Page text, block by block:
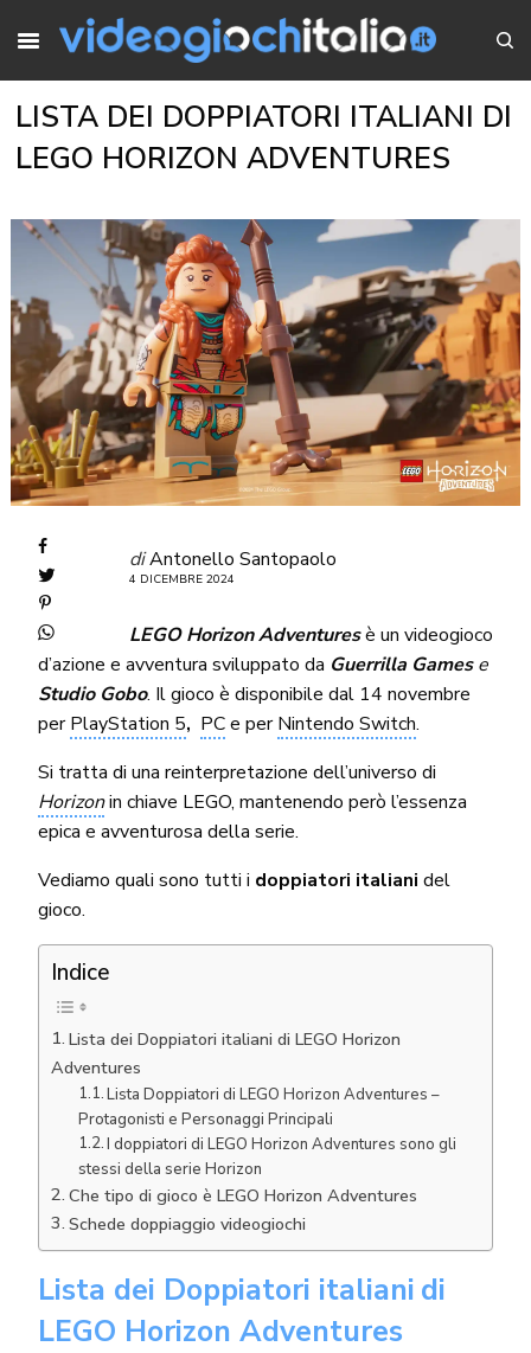
LISTA DEI DOPPIATORI ITALIANI DI
LEGO HORIZON ADVENTURES
diAntonello Santopaolo
4 DICEMBRE 2024
LEGO Horizon Adventuresè un videogioco
d’azione e avventura sviluppato da Guerrilla Gamese
Studio Gobo. Il gioco è disponibile dal 14 novembre
perPlayStation 5, PCe perNintendo Switch.
Si tratta di una reinterpretazione dell’universo di
Horizonin chiave LEGO, mantenendo però l’essenza
epica e avventurosa della serie.
Vediamo quali sono tutti i doppiatori italiani del
gioco.
Indice
Lista dei Doppiatori italiani di LEGO Horizon
Adventures
Lista Doppiatori di LEGO Horizon Adventures –
Protagonisti e Personaggi Principali
I doppiatori di LEGO Horizon Adventures sono gli
stessi della serie Horizon
Che tipo di gioco è LEGO Horizon Adventures
Schede doppiaggio videogiochi
Lista dei Doppiatori italiani di
LEGO Horizon Adventures